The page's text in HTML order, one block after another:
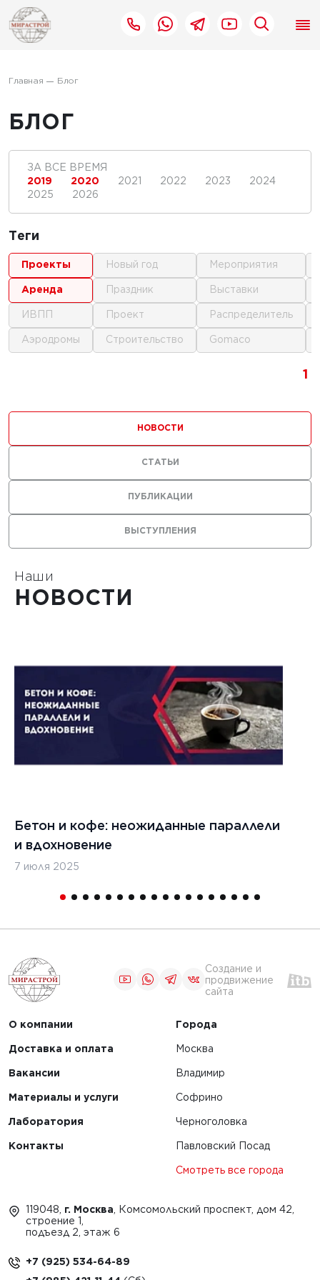
Главная Блог
БЛОГ
1
1
ВЫСТУПЛЕНИЯ
ПУБЛИКАЦИИ
НОВОСТИ
СТАТЬИ
ЗА ВСЕ ВРЕМЯ
2019
2020 2021 2022 2023
2024
2025
2026
Теги
проекты
аренда
ИВПП
аэродромы
новый год
праздник
проект
строительство
мероприятия
выставки
распределитель
gomaco
Наши
НОВОСТИ
Бетон и кофе: неожиданные параллели
и вдохновение
7 июля 2025
Создание и
продвижение
сайта
О компании
Доставка и оплата
Вакансии
Материалы и услуги
Лаборатория
Контакты
Города
Москва
Владимир
Софрино
Черноголовка
Павловский Посад
Смотреть все города
119048, г. Москва , Комсомольский проспект, дом 42,
строение 1,
подъезд 2, этаж 6
+7 (925) 534-64-89